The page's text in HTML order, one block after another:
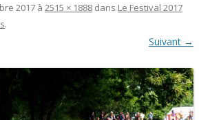
2017 à 2515 × 1888 dans Le Festival 2017
.
Suivant →